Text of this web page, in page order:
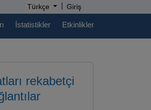
Türkçe | Giriş
İstatistikler Etkinlikler
rekabetçi